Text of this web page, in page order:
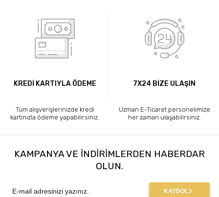
KREDİ KARTIYLA ÖDEME
Tüm alışverişlerinizde kredi
kartınızla ödeme yapabilirsiniz.
7X24 BİZE ULAŞIN
Uzman E-Ticaret personelimize
her zaman ulaşabilirsiniz.
KAMPANYA VE INDIRIMLERDEN HABERDAR
OLUN.
KAYDOL